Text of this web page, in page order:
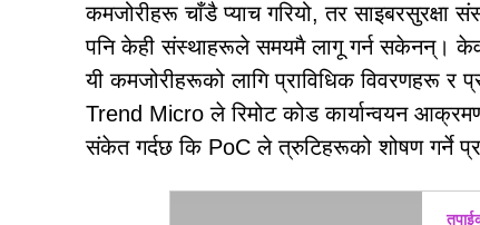
कमजोरीहरू चाँडै प्याच गरियो, तर साइबरसुरक्षा
पनि केही संस्थाहरूले समयमै लागू गर्न सकेनन्।
यी कमजोरीहरूको लागि प्राविधिक विवरणहरू र
Trend Micro ले रिमोट कोड कार्यान्वयन
संकेत गर्दछ कि PoC ले त्रुटिहरूको शोषण गर्ने